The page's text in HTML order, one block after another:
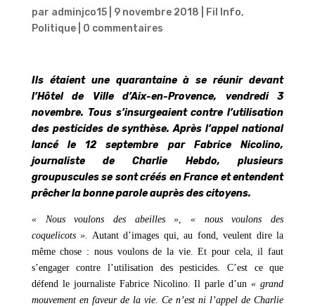
par adminjco15| 9 novembre 2018 Fil Info,
Politique| 0 commentaires
Ils étaient une quarantaine à se réunir devant
l’Hôtel de Ville d’Aix-en-Provence, vendredi 3
novembre. Tous s’insurgeaient contre l’utilisation
des pesticides de synthèse. Après l’appel national
lancé le 12 septembre par Fabrice Nicolino,
journaliste de Charlie Hebdo, plusieurs
groupuscules se sont créés en France et entendent
prêcher la bonne parole auprès des citoyens.
« Nous voulons des abeilles »,« nous voulons des
coquelicots ». Autant d’images qui, au fond, veulent dire la
même chose : nous voulons de la vie. Et pour cela, il faut
s’engager contre l’utilisation des pesticides. C’est ce que
défend le journaliste Fabrice Nicolino. Il parle d’un« grand
mouvement en faveur de la vie. Ce n’est ni l’appel de Charlie